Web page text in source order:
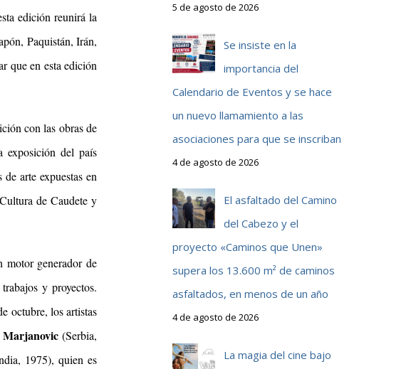
edición reunirá la
Paquistán, Irán,
que en esta edición
con las obras de
exposición del país
arte expuestas en
de Caudete y
generador de
y proyectos.
octubre, los artistas
Marjanovic (Serbia,
1975), quien es
5 de agosto de 2026
Se insiste en la
importancia del
Calendario de Eventos y se hace
un nuevo llamamiento a las
asociaciones para que se inscriban
4 de agosto de 2026
El asfaltado del Camino
del Cabezo y el
proyecto «Caminos que Unen»
supera los 13.600 m² de caminos
asfaltados, en menos de un año
4 de agosto de 2026
La magia del cine bajo